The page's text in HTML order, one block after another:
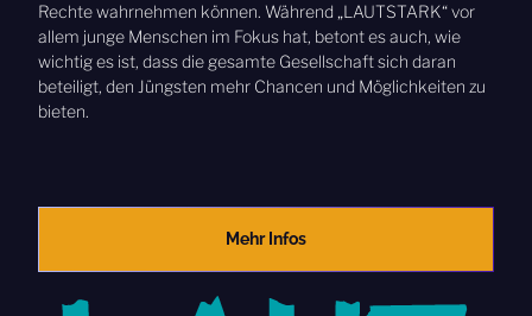
Rechte wahrnehmen können. Während „LAUTSTARK“ vor
allem junge Menschen im Fokus hat, betont es auch, wie
wichtig es ist, dass die gesamte Gesellschaft sich daran
beteiligt, den Jüngsten mehr Chancen und Möglichkeiten zu
bieten.
Mehr Infos